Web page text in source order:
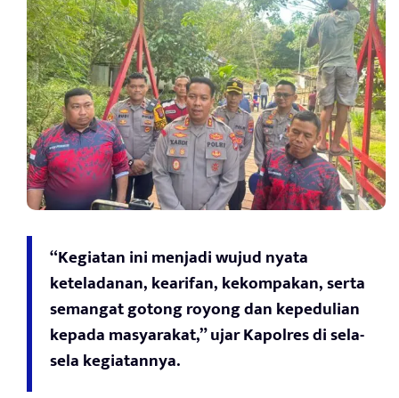
“Kegiatan ini menjadi wujud nyata
keteladanan, kearifan, kekompakan, serta
semangat gotong royong dan kepedulian
kepada masyarakat,” ujar Kapolres di sela-
sela kegiatannya.